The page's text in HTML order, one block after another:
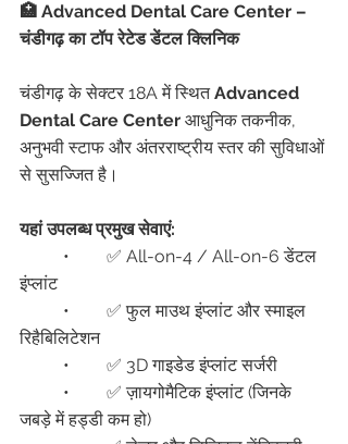
🏥 Advanced Dental Care Center –
चंडीगढ़ का टॉप रेटेड डेंटल क्लिनिक
चंडीगढ़ के सेक्टर 18A में स्थित Advanced
Dental Care Center आधुनिक तकनीक,
अनुभवी स्टाफ और अंतरराष्ट्रीय स्तर की सुविधाओं
से सुसज्जित है।
यहां उपलब्ध प्रमुख सेवाएं:
इंप्लांट
रिहैबिलिटेशन
	•	✅ 3D गाइडेड इंप्लांट सर्जरी
जबड़े में हड्डी कम हो)